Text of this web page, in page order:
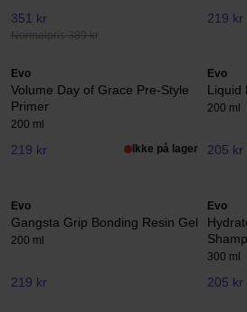
351 kr
Normalpris 389 kr
219 kr
Evo
Volume Day of Grace Pre-Style
Primer
200 ml
219 kr Ikke på lager
Evo
Liquid
200 ml
205 kr
Evo
Gangsta Grip Bonding Resin Gel
200 ml
219 kr
Evo
300 ml
205 kr